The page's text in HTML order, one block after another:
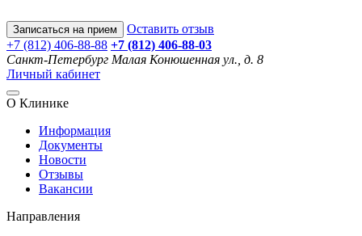
Записаться на прием
Оставить отзыв
+7 (812) 406-88-88 +7 (812) 406-88-03
Санкт-Петербург Малая Конюшенная ул., д. 8
Личный кабинет
О Клинике
Информация
Документы
Новости
Отзывы
Вакансии
Направления